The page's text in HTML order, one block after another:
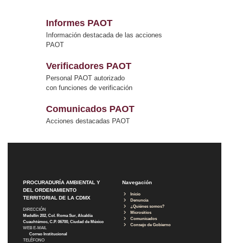
Informes PAOT
Información destacada de las acciones
PAOT
Verificadores PAOT
Personal PAOT autorizado
con funciones de verificación
Comunicados PAOT
Acciones destacadas PAOT
PROCURADURÍA AMBIENTAL Y
DEL ORDENAMIENTO
TERRITORIAL DE LA CDMX
DIRECCIÓN
Medellín 202, Col. Roma Sur, Alcaldía
Cuauhtémoc, C.P. 06700, Ciudad de México
WEB E-MAIL
Correo Institucional
TELÉFONO
Navegación
Inicio
Denuncia
¿Quiénes somos?
Micrositios
Comunicados
Consejo de Gobierno